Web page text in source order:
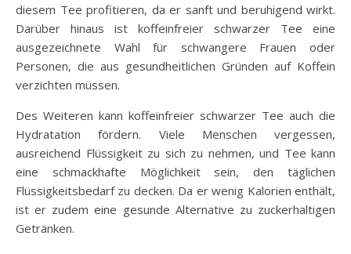
diesem Tee profitieren, da er sanft und beruhigend wirkt.
Darüber hinaus ist koffeinfreier schwarzer Tee eine
ausgezeichnete Wahl für schwangere Frauen oder
Personen, die aus gesundheitlichen Gründen auf Koffein
verzichten müssen.
Des Weiteren kann koffeinfreier schwarzer Tee auch die
Hydratation fördern. Viele Menschen vergessen,
ausreichend Flüssigkeit zu sich zu nehmen, und Tee kann
eine schmackhafte Möglichkeit sein, den täglichen
Flüssigkeitsbedarf zu decken. Da er wenig Kalorien enthält,
ist er zudem eine gesunde Alternative zu zuckerhaltigen
Getränken.